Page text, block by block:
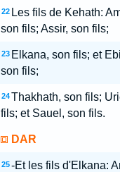
22 Les fils de Kehath:
son fils; Assir, son fils;
23 Elkana, son fils; et
son fils;
24 Thakhath, son fils;
fils; et Sauel, son fils.
DAR
25 -Et les fils d'Elkana: